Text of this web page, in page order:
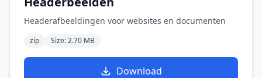
Headerafbeeldingen voor websites en documenten
zip Size: 2.70 MB
Download